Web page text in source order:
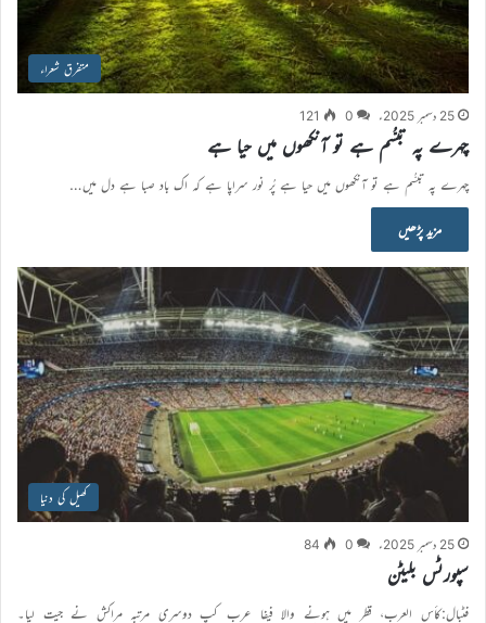
متفرق شعراء
25 دسمبر 2025ء 0
121
چہرے پہ تبسُّم ہے تو آنکھوں میں حیا ہے
چہرے پہ تبسُّم ہے تو آنکھوں میں حیا ہے پُر نور سراپا ہے کہ اک باد صبا ہے دل میں…
مزید پڑھیں
کھیل کی دنیا
25 دسمبر 2025ء 0
84
سپورٹس بلیٹن
فٹبال:کأس العرب، قطر میں ہونے والا فیفا عرب کپ دوسری مرتبہ مراکش نے جیت لیا۔